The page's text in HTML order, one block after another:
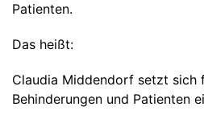
Patienten.
Das heißt:
Claudia Middendorf setzt sich
Behinderungen und Patienten